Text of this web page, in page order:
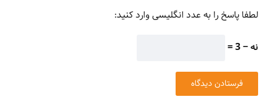
لطفا پاسخ را به عدد انگلیسی وارد کنید:
نه − 3 =